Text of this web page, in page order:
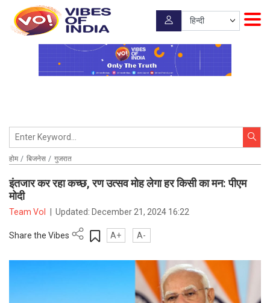
होम बिजनेस गुजरात
इंतजार कर रहा कच्छ, रण उत्सव मोह लेगा हर किसी का मन: पीएम
मोदी
Team VoI Updated: December 21, 2024 16:22
Share the Vibes A+ A-